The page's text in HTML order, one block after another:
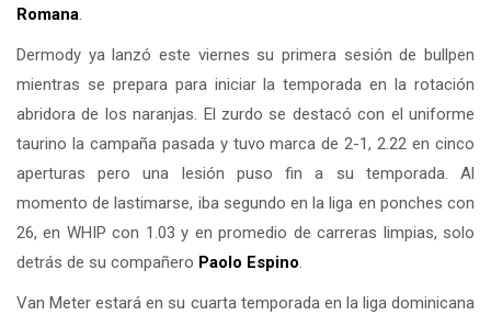
Romana
Dermody ya lanzó este viernes su primera sesión de bullpen
mientras se prepara para iniciar la temporada en la rotación
abridora de los naranjas. El zurdo se destacó con el uniforme
taurino la campaña pasada y tuvo marca de 2-1, 2.22 en cinco
aperturas pero una lesión puso fin a su temporada. Al
momento de lastimarse, iba segundo en la liga en ponches con
26, en WHIP con 1.03 y en promedio de carreras limpias, solo
detrás de su compañero Paolo Espino
Van Meter estará en su cuarta temporada en la liga dominicana